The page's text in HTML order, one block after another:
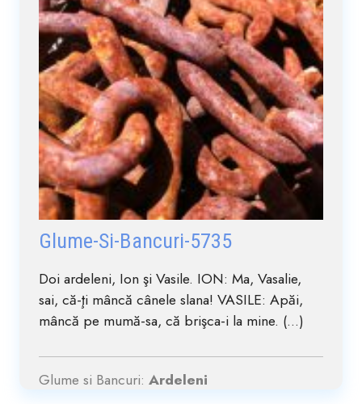
Glume-Si-Bancuri-5735
Doi ardeleni, Ion şi Vasile. ION: Ma, Vasalie,
sai, că-ţi mâncă cânele slana! VASILE: Apăi,
mâncă pe mumă-sa, că brişca-i la mine. (...)
Glume si Bancuri: Ardeleni